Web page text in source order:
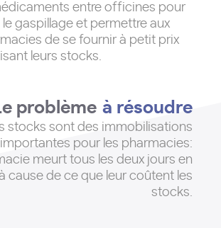
entre officines pour
le gaspillage et permettre aux
de se fournir à petit prix
leurs stocks.
problème à résoudre
pour les pharmacies:
meurt tous les deux jours en
cause de ce que leur coûtent les
stocks.